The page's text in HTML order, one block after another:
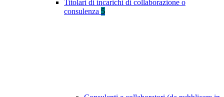
Titolari di incarichi di collaborazione o
consulenza 5